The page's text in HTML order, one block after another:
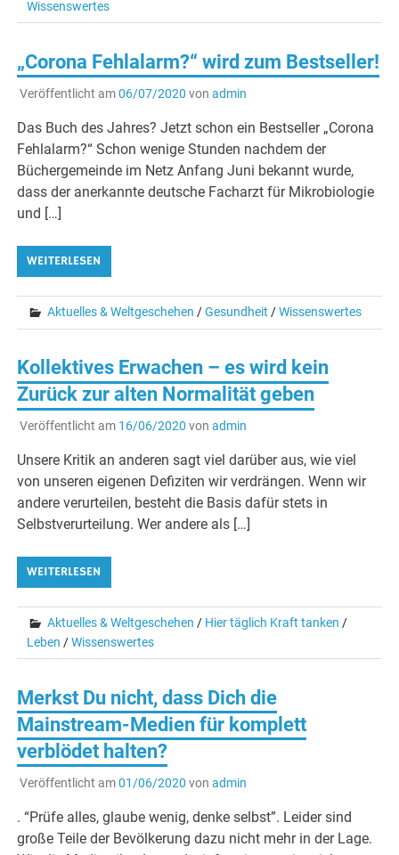
Wissenswertes
„Corona Fehlalarm?“ wird zum Bestseller!
Veröffentlicht am06/07/2020 von admin
Das Buch des Jahres? Jetzt schon ein Bestseller „Corona
Fehlalarm?“ Schon wenige Stunden nachdem der
Büchergemeinde im Netz Anfang Juni bekannt wurde,
dass der anerkannte deutsche Facharzt für Mikrobiologie
und […]
WEITERLESEN
Aktuelles & Weltgeschehen /Gesundheit /Wissenswertes
Kollektives Erwachen – es wird kein
Zurück zur alten Normalität geben
Veröffentlicht am 16/06/2020 von admin
Unsere Kritik an anderen sagt viel darüber aus, wie viel
von unseren eigenen Defiziten wir verdrängen. Wenn wir
andere verurteilen, besteht die Basis dafür stets in
Selbstverurteilung. Wer andere als […]
WEITERLESEN
Aktuelles & Weltgeschehen / Hier täglich Kraft tanken /
Leben /Wissenswertes
Merkst Du nicht, dass Dich die
Mainstream-Medien für komplett
verblödet halten?
Veröffentlicht am01/06/2020 von admin
. “Prüfe alles, glaube wenig, denke selbst”. Leider sind
große Teile der Bevölkerung dazu nicht mehr in der Lage.